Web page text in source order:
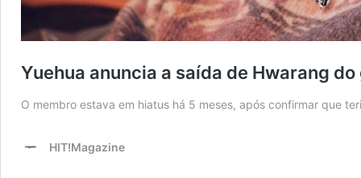
Yuehua anuncia a saída de Hwarang do
O membro estava em hiatus há 5 meses, após confirmar que
HIT!Magazine